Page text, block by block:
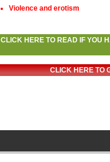
Violence and erotism
CLICK HERE TO READ IF YOU
CLICK HERE TO